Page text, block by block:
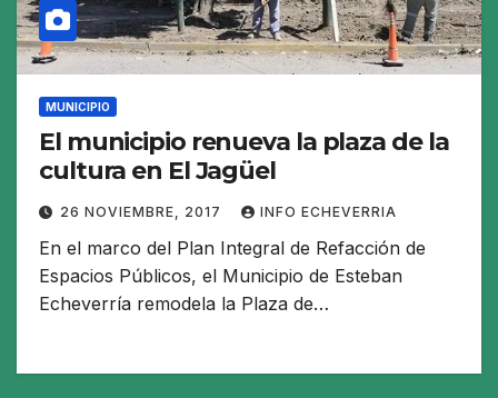
MUNICIPIO
El municipio renueva la plaza de la
cultura en El Jagüel
26 NOVIEMBRE, 2017 INFO ECHEVERRIA
En el marco del Plan Integral de Refacción de
Espacios Públicos, el Municipio de Esteban
Echeverría remodela la Plaza de…